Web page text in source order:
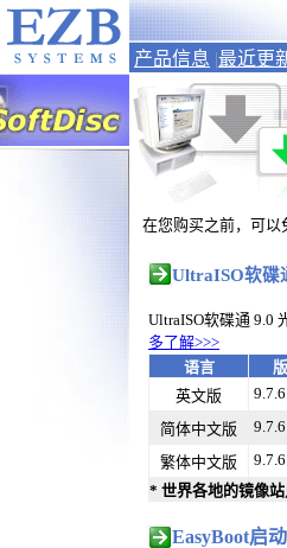
产品信息 |最近更
在您购买之前，可以
UltraISO软碟
UltraISO软碟通 9.0
多了解>>>
语言
英文版
简体中文版
繁体中文版
* 世界各地的镜像
EasyBoot启